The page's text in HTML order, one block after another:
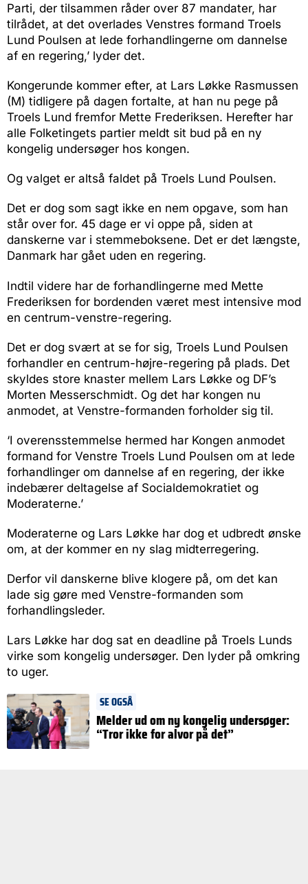
Parti, der tilsammen råder over 87 mandater, har
tilrådet, at det overlades Venstres formand Troels
Lund Poulsen at lede forhandlingerne om dannelse
af en regering,’ lyder det.
Kongerunde kommer efter, at Lars Løkke Rasmussen
(M) tidligere på dagen fortalte, at han nu pege på
Troels Lund fremfor Mette Frederiksen. Herefter har
alle Folketingets partier meldt sit bud på en ny
kongelig undersøger hos kongen.
Og valget er altså faldet på Troels Lund Poulsen.
Det er dog som sagt ikke en nem opgave, som han
står over for. 45 dage er vi oppe på, siden at
danskerne var i stemmeboksene. Det er det længste,
Danmark har gået uden en regering.
Indtil videre har de forhandlingerne med Mette
Frederiksen for bordenden været mest intensive mod
en centrum-venstre-regering.
Det er dog svært at se for sig, Troels Lund Poulsen
forhandler en centrum-højre-regering på plads. Det
skyldes store knaster mellem Lars Løkke og DF’s
Morten Messerschmidt. Og det har kongen nu
anmodet, at Venstre-formanden forholder sig til.
‘I overensstemmelse hermed har Kongen anmodet
formand for Venstre Troels Lund Poulsen om at lede
forhandlinger om dannelse af en regering, der ikke
indebærer deltagelse af Socialdemokratiet og
Moderaterne.’
Moderaterne og Lars Løkke har dog et udbredt ønske
om, at der kommer en ny slag midterregering.
Derfor vil danskerne blive klogere på, om det kan
lade sig gøre med Venstre-formanden som
forhandlingsleder.
Lars Løkke har dog sat en deadline på Troels Lunds
virke som kongelig undersøger. Den lyder på omkring
to uger.
SE OGSÅ
Melder ud om ny kongelig undersøger:
“Tror ikke for alvor på det”